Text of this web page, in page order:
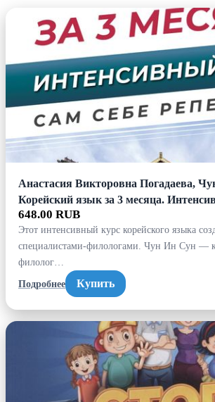
Анастасия Викторовна Погадаева,
Корейский язык за 3 месяца.
648.00 RUB
Этот интенсивный курс корейского языка
специалистами-филологами. Чун Ин Сун —
филолог…
Подробнее
Купить